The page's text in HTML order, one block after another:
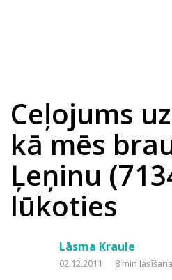
Ceļojums
kā mēs
Ļeņinu
lūkoties
Lāsma Kraule
02.12.2011 8 min